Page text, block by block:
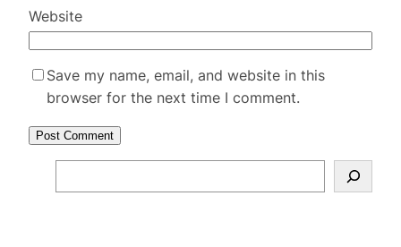
Website
Save my name, email, and website in this
browser for the next time I comment.
e